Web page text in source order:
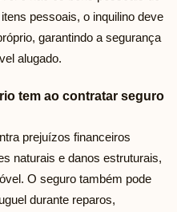
pessoais, o inquilino deve
garantindo a segurança
alugado.
tem ao contratar seguro
prejuízos financeiros
naturais e danos estruturais,
O seguro também pode
durante reparos,